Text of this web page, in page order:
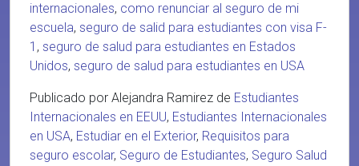
internacionales, como renunciar al seguro de mi
escuela, seguro de salid para estudiantes con visa F-
1 , seguro de salud para estudiantes en Estados
Unidos, seguro de salud para estudiantes en USA
Publicado por Alejandra Ramirez de Estudiantes
Internacionales en EEUU, Estudiantes Internacionales
en USA, Estudiar en el Exterior, Requisitos para
seguro escolar, Seguro de Estudiantes, Seguro Salud